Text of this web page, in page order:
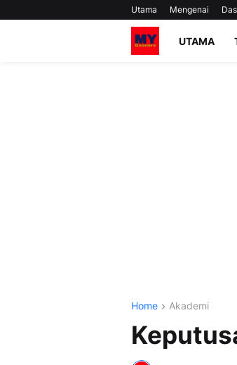
Utama Mengenai
UTAMA
Home Akademi